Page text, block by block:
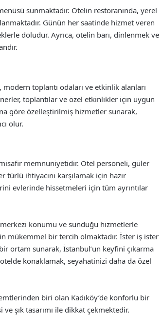
sunmaktadır. Otelin restoranında, yerel
Günün her saatinde hizmet veren
doludur. Ayrıca, otelin barı, dinlenmek ve
toplantı odaları ve etkinlik alanları
toplantılar ve özel etkinlikler için uygun
göre özelleştirilmiş hizmetler sunarak,
olur.
memnuniyetidir. Otel personeli, güler
ihtiyacını karşılamak için hazır
evlerinde hissetmeleri için tüm ayrıntılar
konumu ve sunduğu hizmetlerle
mükemmel bir tercih olmaktadır. İster iş ister
ortam sunarak, İstanbul’un keyfini çıkarma
konaklamak, seyahatinizi daha da özel
biri olan Kadıköy’de konforlu bir
şık tasarımı ile dikkat çekmektedir.